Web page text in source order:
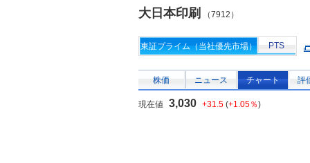
大日本印刷 （7912）
東証プライム（当社優先市場） PTS
株価 ニュース チャート 評
現在値 3,030 +31.5 (+1.05％)